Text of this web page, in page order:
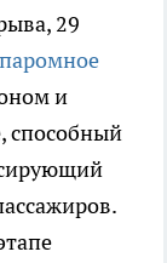
29
и
способный